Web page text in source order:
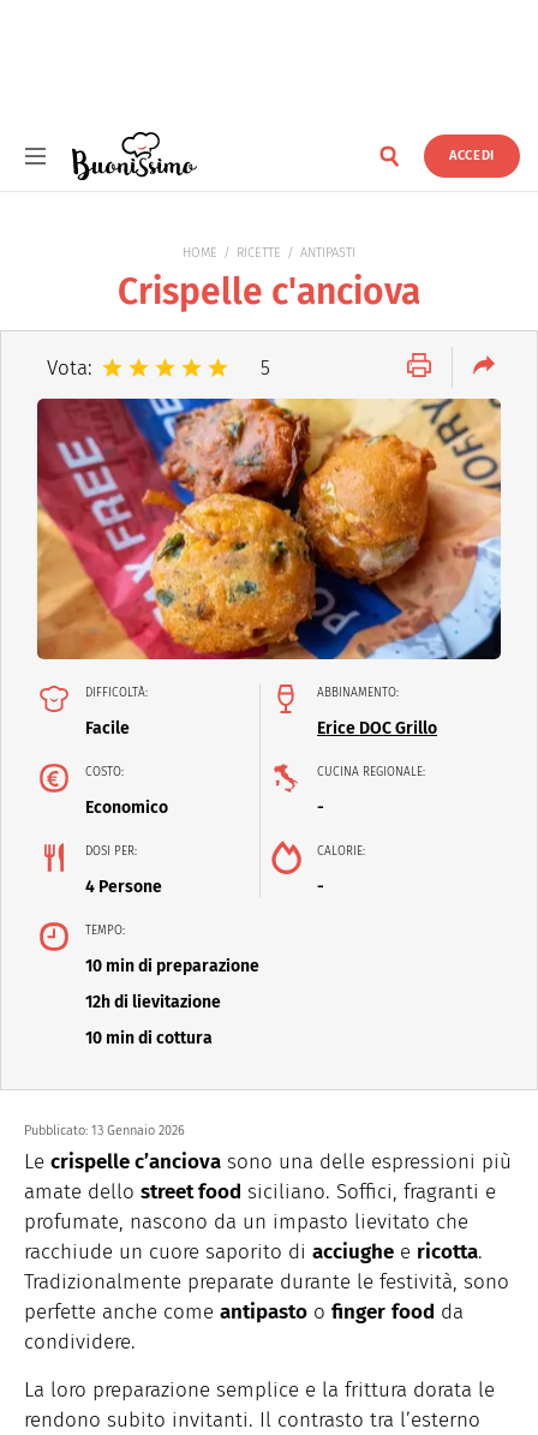
ACCEDI
HOME RICETTE ANTIPASTI
Crispelle c'anciova
Vota: 5
DIFFICOLTÀ:
Facile
ABBINAMENTO:
Erice DOC Grillo
COSTO:
Economico
CUCINA REGIONALE:
-
DOSI PER:
4 Persone
CALORIE:
-
TEMPO:
10 min di preparazione
12h di lievitazione
10 min di cottura
Pubblicato: 13 Gennaio 2026
Le crispelle c’anciova sono una delle espressioni più
amate dello street food siciliano. Soffici, fragranti e
profumate, nascono da un impasto lievitato che
racchiude un cuore saporito di acciughe e ricotta.
Tradizionalmente preparate durante le festività, sono
perfette anche come antipasto o finger food da
condividere.
La loro preparazione semplice e la frittura dorata le
rendono subito invitanti. Il contrasto tra l’esterno